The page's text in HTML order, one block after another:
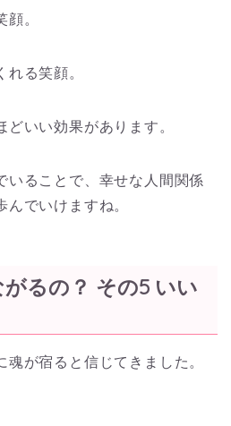
。
る笑顔。
いい効果があります。
いることで、幸せな人間関係
でいけますね。
るの？ その5 いい
が宿ると信じてきました。